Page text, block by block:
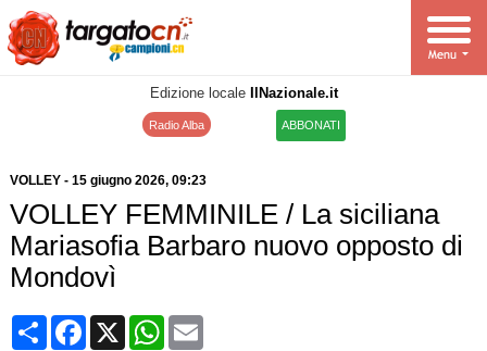
Edizione locale IlNazionale.it
Radio Alba ABBONATI
VOLLEY- 15 giugno 2026, 09:23
VOLLEY FEMMINILE / La siciliana
Mariasofia Barbaro nuovo opposto di
Mondovì
CondividiFacebook
X WhatsApp
Email